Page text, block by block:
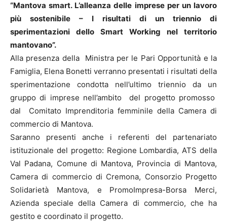
“Mantova smart. L’alleanza delle imprese per un lavoro
più sostenibile – I risultati di un triennio di
sperimentazioni dello Smart Working nel territorio
mantovano”.
Alla presenza della Ministra per le Pari Opportunità e la
Famiglia, Elena Bonetti verranno presentati i risultati della
sperimentazione condotta nell’ultimo triennio da un
gruppo di imprese nell’ambito del progetto promosso
dal Comitato Imprenditoria femminile della Camera di
commercio di Mantova.
Saranno presenti anche i referenti del partenariato
istituzionale del progetto: Regione Lombardia, ATS della
Val Padana, Comune di Mantova, Provincia di Mantova,
Camera di commercio di Cremona, Consorzio Progetto
Solidarietà Mantova, e PromoImpresa-Borsa Merci,
Azienda speciale della Camera di commercio, che ha
gestito e coordinato il progetto.